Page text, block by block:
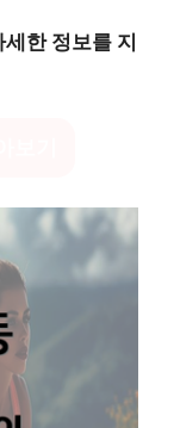
한 정보를 지